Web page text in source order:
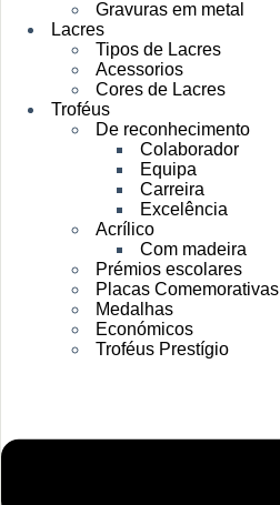
Gravuras em metal
Lacres
Tipos de Lacres
Acessorios
Cores de Lacres
Troféus
De reconhecimento
Colaborador
Equipa
Carreira
Excelência
Acrílico
Com madeira
Prémios escolares
Placas Comemorativas
Medalhas
Económicos
Troféus Prestígio